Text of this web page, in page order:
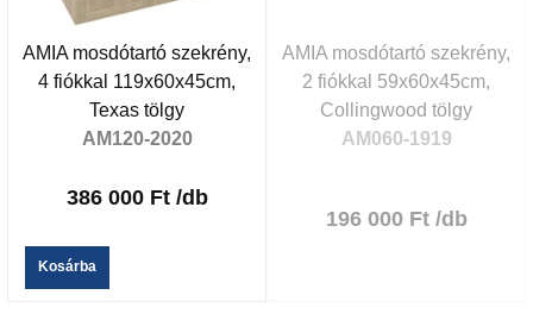
AMIA mosdótartó szekrény,
4 fiókkal 119x60x45cm,
Texas tölgy
AM120-2020
386 000 Ft /db
Kosárba
AMIA mosdótartó szekrény,
2 fiókkal 59x60x45cm,
Collingwood tölgy
AM060-1919
196 000 Ft /db